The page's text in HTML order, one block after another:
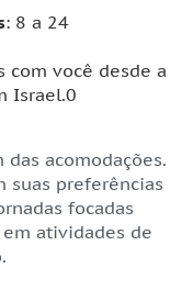
: 8 a 24
com você desde a
Israel.0
acomodações.
suas preferências
focadas
atividades de